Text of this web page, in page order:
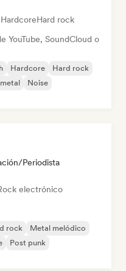
HardcoreHard rock
YouTube, SoundCloud o
Hardcore
Hard rock
Noise
Periodista
electrónico
rock
Metal melódico
Post punk